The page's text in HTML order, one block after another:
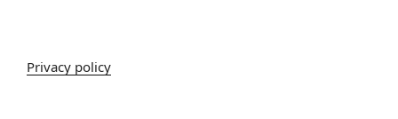
Privacy policy